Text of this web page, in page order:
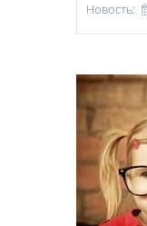
Новость: